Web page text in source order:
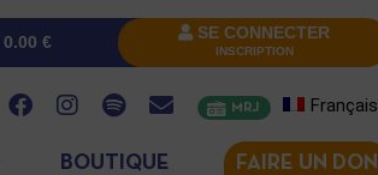
0.00 € SE CONNECTER
INSCRIPTION
MRJ Français
BOUTIQUE FAIRE UN DON